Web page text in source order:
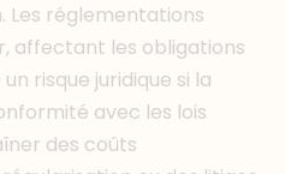
Les réglementations
affectant les obligations
risque juridique si la
avec les lois
des coûts